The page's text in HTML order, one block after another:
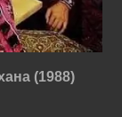
(1988)